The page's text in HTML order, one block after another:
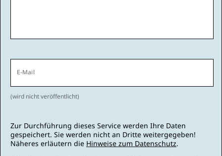
E-Mail
(wird nicht veröffentlicht)
Zur Durchführung dieses Service werden Ihre Daten
gespeichert. Sie werden nicht an Dritte weitergegeben!
Näheres erläutern die Hinweise zum Datenschutz.